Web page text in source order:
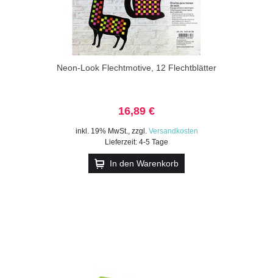
Neon-Look Flechtmotive, 12 Flechtblätter
16,89 €
inkl. 19% MwSt., zzgl. Versandkosten
Lieferzeit: 4-5 Tage
In den Warenkorb